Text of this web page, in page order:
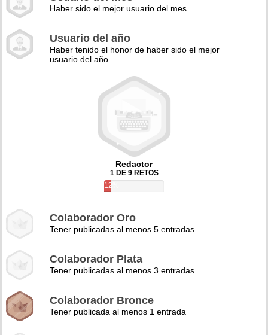
Haber sido el mejor usuario del mes
Usuario del año
Haber tenido el honor de haber sido el mejor
usuario del año
Redactor
1 DE 9 RETOS
12%
Colaborador Oro
Tener publicadas al menos 5 entradas
Colaborador Plata
Tener publicadas al menos 3 entradas
Colaborador Bronce
Tener publicada al menos 1 entrada